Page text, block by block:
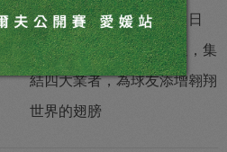
「長榮航空高爾夫假期」日
本、泰國、澳洲任君挑選，集
結四大業者，為球友添增翱翔
世界的翅膀